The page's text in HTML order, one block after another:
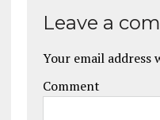
Leave a
Your email address
Comment